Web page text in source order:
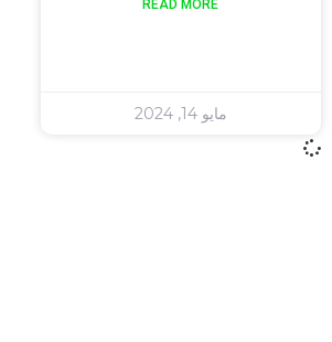
READ MORE
مايو 14, 2024